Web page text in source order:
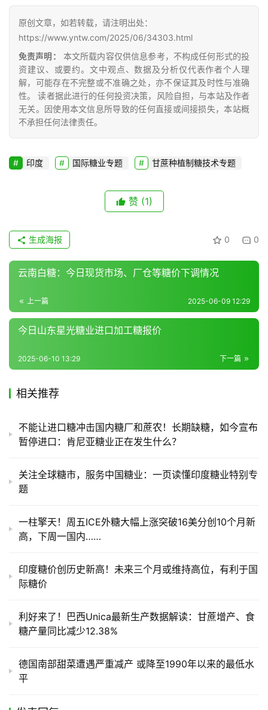
原创文章，如若转载，请注明出处：
https://www.yntw.com/2025/06/34303.html
免责声明：
本文所载内容仅供信息参考，不构成任何形式的投
资建议、或要约。文中观点、数据及分析仅代表作者个人理
解，可能存在不完整或不准确之处，亦不保证其及时性与准确
性。 读者据此进行的任何投资决策，风险自担，与本站及作者
无关。因使用本文信息所导致的任何直接或间接损失，本站概
不承担任何法律责任。
印度 国际糖业专题 甘蔗种植制糖技术专题
赞 (1)
0 0
生成海报
云南白糖：今日现货市场、厂仓等糖价下调情况
上一篇 2025-06-09 12:29
今日山东星光糖业进口加工糖报价
下一篇
2025-06-10 13:29
相关推荐
不能让进口糖冲击国内糖厂和蔗农！长期缺糖，如今宣布
暂停进口：肯尼亚糖业正在发生什么？
关注全球糖市，服务中国糖业：一页读懂印度糖业特别专
题
一柱擎天！周五ICE外糖大幅上涨突破16美分创10个月新
高，下周一国内……
印度糖价创历史新高！未来三个月或维持高位，有利于国
际糖价
利好来了！巴西Unica最新生产数据解读：甘蔗增产、食
糖产量同比减少12.38%
德国南部甜菜遭遇严重减产 或降至1990年以来的最低水
平